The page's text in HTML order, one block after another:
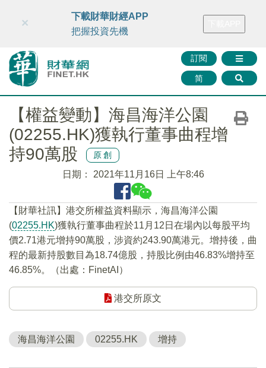
財華智庫網 FINTV FINMETA 財華證券 媒體矩陣
訂閱
简
×
下載財華財經APP
把握投資先機
【權益變動】海昌海洋公園
(02255.HK)獲執行董事曲程增
持90萬股
原創
日期： 2021年11月16日 上午8:46
【財華社訊】港交所權益資料顯示，海昌海洋公園
(02255.HK)獲執行董事曲程於11月12日在場內以每股平均
價2.71港元增持90萬股，涉資約243.90萬港元。增持後，曲
程的最新持股數目為18.74億股，持股比例由46.83%增持至
46.85%。（出處：FinetAI）
港交所原文
海昌海洋公園 02255.HK 增持